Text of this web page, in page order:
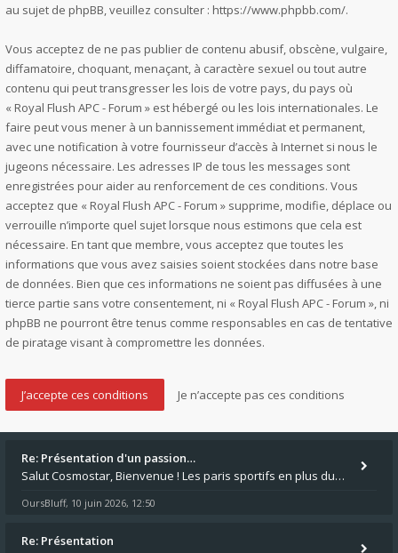
au sujet de phpBB, veuillez consulter : https://www.phpbb.com/.
Vous acceptez de ne pas publier de contenu abusif, obscène, vulgaire,
diffamatoire, choquant, menaçant, à caractère sexuel ou tout autre
contenu qui peut transgresser les lois de votre pays, du pays où
« Royal Flush APC - Forum » est hébergé ou les lois internationales. Le
faire peut vous mener à un bannissement immédiat et permanent,
avec une notification à votre fournisseur d’accès à Internet si nous le
jugeons nécessaire. Les adresses IP de tous les messages sont
enregistrées pour aider au renforcement de ces conditions. Vous
acceptez que « Royal Flush APC - Forum » supprime, modifie, déplace ou
verrouille n’importe quel sujet lorsque nous estimons que cela est
nécessaire. En tant que membre, vous acceptez que toutes les
informations que vous avez saisies soient stockées dans notre base
de données. Bien que ces informations ne soient pas diffusées à une
tierce partie sans votre consentement, ni « Royal Flush APC - Forum », ni
phpBB ne pourront être tenus comme responsables en cas de tentative
de piratage visant à compromettre les données.
Re: Présentation d'un passion…
Salut Cosmostar, Bienvenue ! Les paris sportifs en plus du poker, c'est ce que je fais aussi. Surtout la NBA, je mise su
OursBluff, 10 juin 2026, 12:50
Re: Présentation